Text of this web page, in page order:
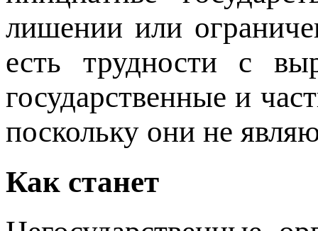
лишении или
есть трудности с
государственные и
поскольку они не
Как станет